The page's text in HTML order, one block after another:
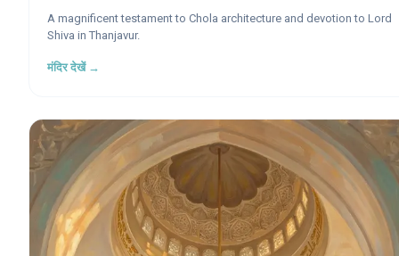
A magnificent testament to Chola architecture and devotion to Lord
Shiva in Thanjavur.
मंदिर देखें →